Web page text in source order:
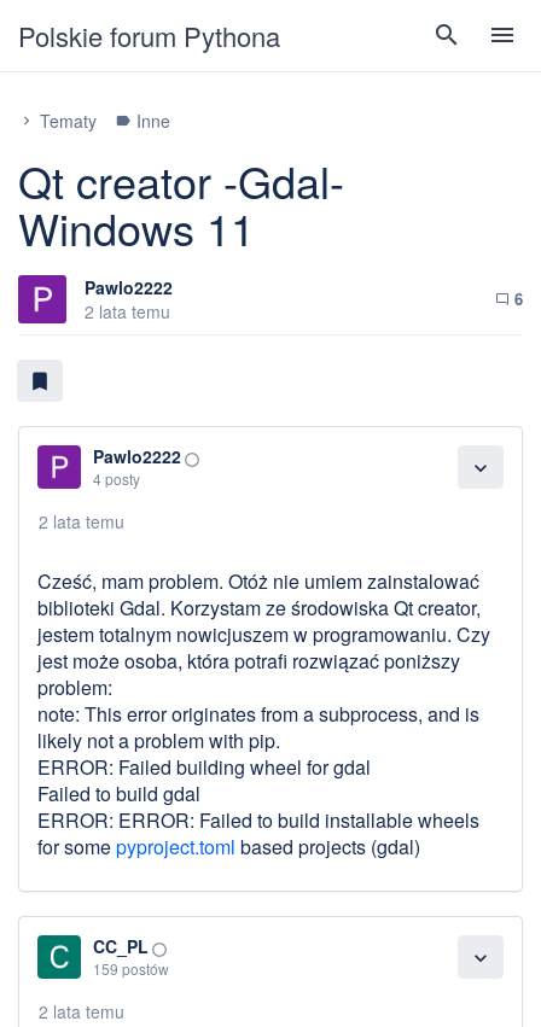
Polskie forum Pythona search menu
chevron_right Tematy label Inne
Qt creator -Gdal-
Windows 11
Pawlo2222
2 lata temu
chat_bubble_outline 6
bookmark
expand_more
Pawlo2222 panorama_fish_eye
4 posty
2 lata temu
Cześć, mam problem. Otóż nie umiem zainstalować
biblioteki Gdal. Korzystam ze środowiska Qt creator,
jestem totalnym nowicjuszem w programowaniu. Czy
jest może osoba, która potrafi rozwiązać poniższy
problem:
note: This error originates from a subprocess, and is
likely not a problem with pip.
ERROR: Failed building wheel for gdal
Failed to build gdal
ERROR: ERROR: Failed to build installable wheels
for somepyproject.toml based projects (gdal)
expand_more
CC_PL panorama_fish_eye
159 postów
2 lata temu